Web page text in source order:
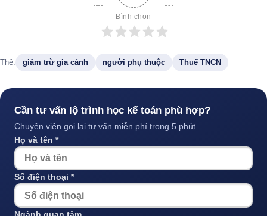
Bình chọn
Thẻ: giảm trừ gia cảnh người phụ thuộc Thuế TNCN
Cần tư vấn lộ trình học kế toán phù hợp?
Chuyên viên gọi lại tư vấn miễn phí trong 5 phút.
Họ và tên *
Số điện thoại *
Ngành quan tâm